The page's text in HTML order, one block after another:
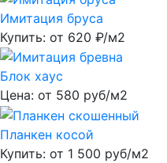
Имитация бруса
Купить: от 620 ₽/м2
Блок хаус
Цена: от 580 руб/м2
Планкен косой
Купить: от 1 500 руб/м2